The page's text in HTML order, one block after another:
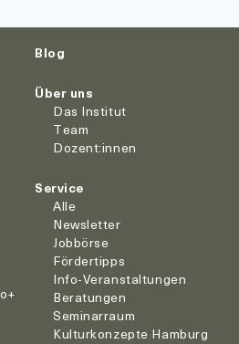
Blog
Über uns
Das Institut
Team
Dozent:innen
Service
Alle
Newsletter
Jobbörse
Fördertipps
Info-Veranstaltungen
Beratungen
Seminarraum
Kulturkonzepte Hamburg